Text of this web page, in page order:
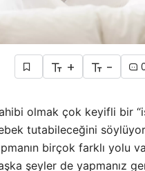
+ -
olmak çok keyifli bir
tutabileceğini
birçok farklı yolu
şeyler de yapmanız